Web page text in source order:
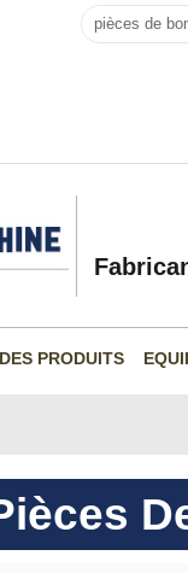
DES PRODUITS